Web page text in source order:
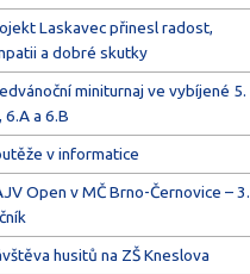
Laskavec přinesl radost,
a dobré skutky
miniturnaj ve vybíjené 5.
6.A a 6.B
v informatice
Open v MČ Brno-Černovice – 3.
husitů na ZŠ Kneslova